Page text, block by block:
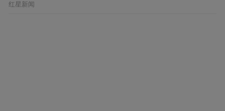
​红星新闻